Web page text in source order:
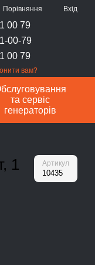
Порівняння Вхід
00 79
00-79
00 79
вам?
та сервіс
генераторів
1 Артикул
10435